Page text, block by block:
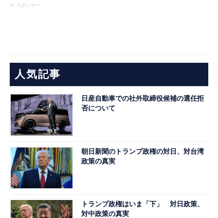
※ スポンサー
人気記事
日産自動車での社外取締役候補の選任拒
否について
朝日新聞のトランプ政権の対日、対台湾
政策の真実
トランプ政権はいま「下」 対日政策、
対中政策の真実